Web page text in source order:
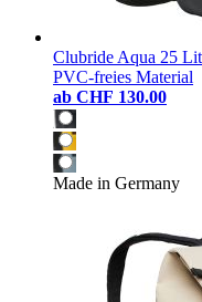
Clubride Aqua 25
PVC-freies Material
ab CHF 130.00
Made in Germany